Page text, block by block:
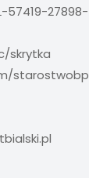
57419-27898-
skrytka
starostwobp